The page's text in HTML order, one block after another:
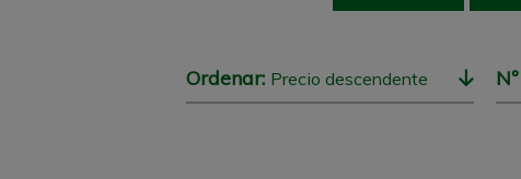
Ordenar: Precio descendente